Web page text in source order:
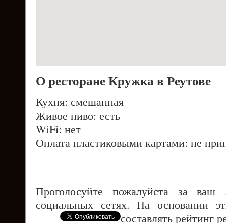
О ресторане Кружка в Реутове
Кухня: смешанная
Живое пиво: есть
WiFi: нет
Оплата пластиковыми картами: не
Проголосуйте пожалуйста за
социальных сетях. На основании
составлять рейтинг